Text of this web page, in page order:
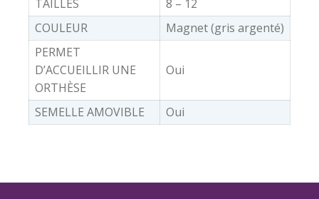
TAILLES
8 – 12
COULEUR
Magnet (gris argenté)
PERMET
D’ACCUEILLIR UNE
ORTHÈSE
Oui
SEMELLE AMOVIBLE Oui